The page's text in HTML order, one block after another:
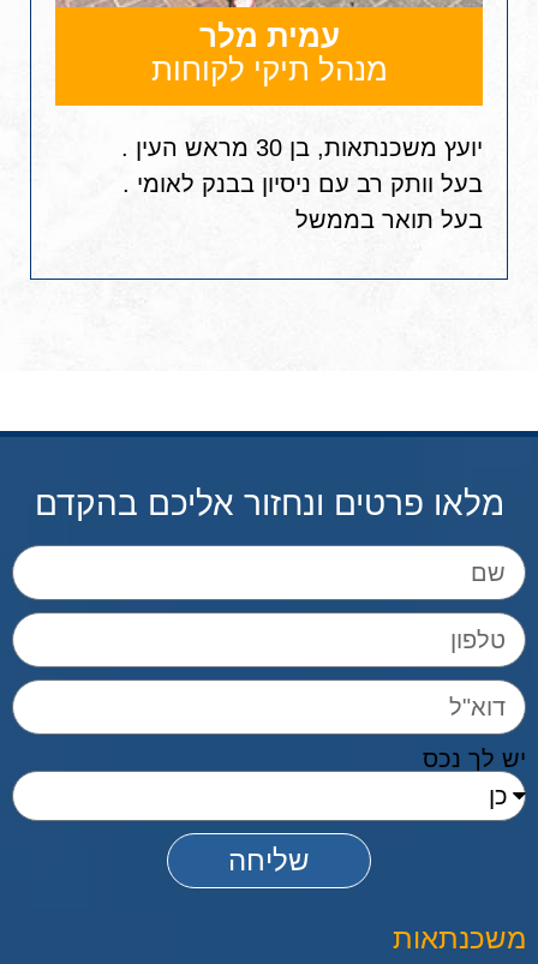
עמית מלר
מנהל תיקי לקוחות
יועץ משכנתאות, בן 30 מראש העין .
בעל וותק רב עם ניסיון בבנק לאומי .
בעל תואר בממשל
מלאו פרטים ונחזור אליכם בהקדם
יש לך נכס
שליחה
משכנתאות